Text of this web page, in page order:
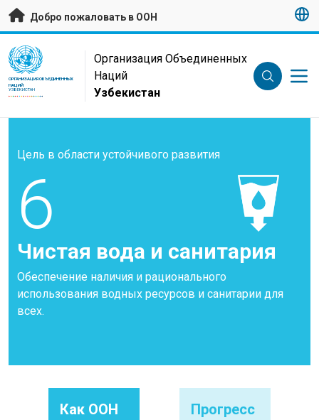
Перейти к основному содержанию
Добро пожаловать в ООН
UN Logo
ОРГАНИЗАЦИЯ ОБЪЕДИНЕННЫХ
НАЦИЙ
УЗБЕКИСТАН
Организация Объединенных
Наций
Узбекистан
Цель в области устойчивого развития
6
Чистая вода и санитария
Обеспечение наличия и рационального
использования водных ресурсов и санитарии для
всех.
Как ООН
Прогресс